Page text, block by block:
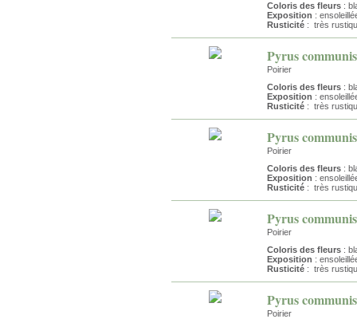
Coloris des fleurs :
Exposition :
Rusticité : très
Pyrus
Poirier
Coloris des fleurs :
Exposition :
Rusticité : très
Pyrus
Poirier
Coloris des fleurs :
Exposition :
Rusticité : très
Pyrus
Poirier
Coloris des fleurs :
Exposition :
Rusticité : très
Pyrus
Poirier